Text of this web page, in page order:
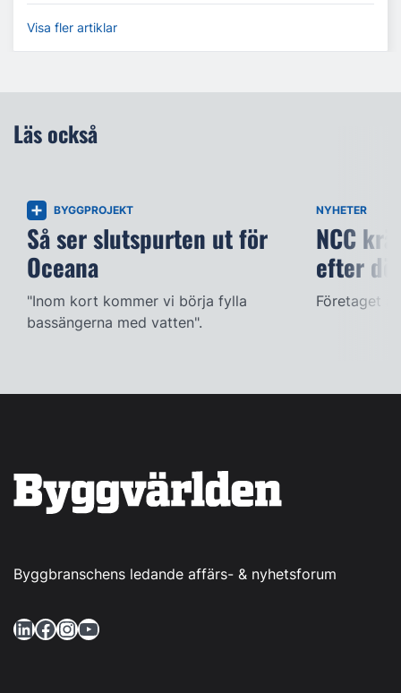
Visa fler artiklar
Läs också
BYGGPROJEKT
Så ser slutspurten ut för
Oceana
"Inom kort kommer vi börja fylla
bassängerna med vatten".
NYHETER
NCC
efter
Företaget
Byggbranschens ledande affärs- & nyhetsforum
LinkedIn Facebook InstagramYouTube